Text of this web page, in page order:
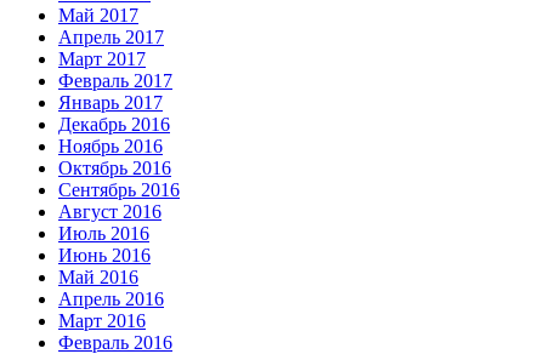
Май 2017
Апрель 2017
Март 2017
Февраль 2017
Январь 2017
Декабрь 2016
Ноябрь 2016
Октябрь 2016
Сентябрь 2016
Август 2016
Июль 2016
Июнь 2016
Май 2016
Апрель 2016
Март 2016
Февраль 2016